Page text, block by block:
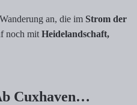
an, die im Strom der
noch mit Heidelandschaft,
Cuxhaven…